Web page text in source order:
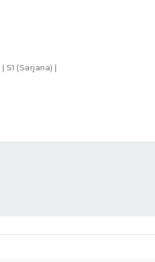
| S1 (Sarjana) |